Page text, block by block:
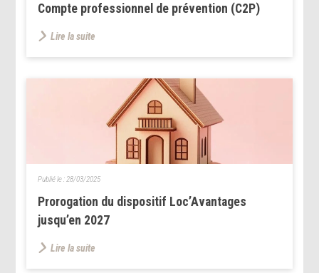
Compte professionnel de prévention (C2P)
Lire la suite
Prorogation du dispositif Loc’Avantages
jusqu’en 2027
Publié le : 28/03/2025
Lire la suite